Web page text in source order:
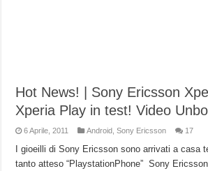
Hot News! | Sony Ericsson
Xperia Play in test! Video
6 Aprile, 2011 Android ,Sony Ericsson 17
I gioeilli di Sony Ericsson sono arrivati a casa
tanto atteso “PlaystationPhone” Sony